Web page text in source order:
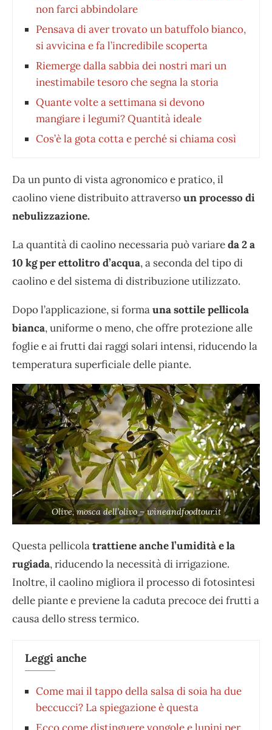
non farci abbindolare
Pensava di aver trovato un batuffolo bianco,
si avvicina e fa l’incredibile scoperta
Riemerge dalla sabbia dei nostri mari un
inestimabile tesoro che segna la storia
Quante volte a settimana si devono
mangiare i legumi? Quantità ideale
Cos’è la gota cotta e perché si chiama così
Da un punto di vista agronomico e pratico, il
caolino viene distribuito attraversoun processo di
nebulizzazione.
La quantità di caolino necessaria può variareda 2 a
10 kg per ettolitro d’acqua, a seconda del tipo di
caolino e del sistema di distribuzione utilizzato.
Dopo l’applicazione, si formauna sottile pellicola
bianca, uniforme o meno, che offre protezione alle
foglie e ai frutti dai raggi solari intensi, riducendo la
temperatura superficiale delle piante.
Olive, mosca dell’olivo – wineandfoodtour.it
Questa pellicolatrattiene anche l’umidità e la
rugiada, riducendo la necessità di irrigazione.
Inoltre, il caolino migliora il processo di fotosintesi
delle piante e previene la caduta precoce dei frutti a
causa dello stress termico.
Leggi anche
Come mai il tappo della salsa di soia ha due
beccucci? La spiegazione è questa